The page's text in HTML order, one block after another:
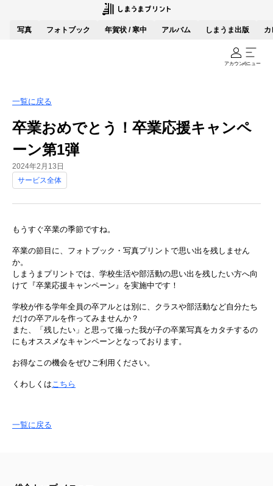
写真 フォトブック 年賀状 / 寒中 アルバム しまうま出版 カ
アカウントメニュー
一覧に戻る
卒業おめでとう！卒業応援キャンペ
ーン第1弾
2024年2月13日
サービス全体
もうすぐ卒業の季節ですね。
卒業の節目に、フォトブック・写真プリントで思い出を残しません
か。
しまうまプリントでは、学校生活や部活動の思い出を残したい方へ向
けて『卒業応援キャンペーン』を実施中です！
学校が作る学年全員の卒アルとは別に、クラスや部活動など自分たち
だけの卒アルを作ってみませんか？
また、「残したい」と思って撮った我が子の卒業写真をカタチするの
にもオススメなキャンペーンとなっております。
お得なこの機会をぜひご利用ください。
くわしくはこちら
一覧に戻る